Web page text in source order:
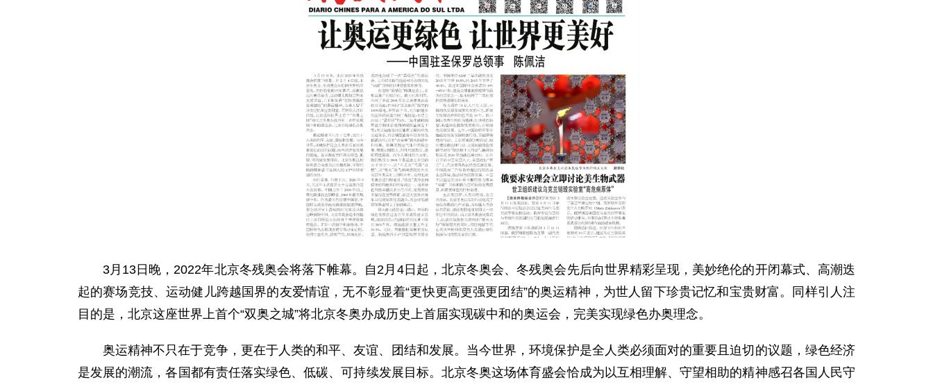
3月13日晚，2022年北京冬残奥会将落下帷幕。自2月4日起，北京冬奥会、冬残奥会先后向世界精彩呈现，美妙绝伦的开闭幕式、高潮迭
起的赛场竞技、运动健儿跨越国界的友爱情谊，无不彰显着“更快更高更强更团结”的奥运精神，为世人留下珍贵记忆和宝贵财富。同样引人注
目的是，北京这座世界上首个“双奥之城”将北京冬奥办成历史上首届实现碳中和的奥运会，完美实现绿色办奥理念。
奥运精神不只在于竞争，更在于人类的和平、友谊、团结和发展。当今世界，环境保护是全人类必须面对的重要且迫切的议题，绿色经济
是发展的潮流，各国都有责任落实绿色、低碳、可持续发展目标。北京冬奥这场体育盛会恰成为以互相理解、守望相助的精神感召各国人民守